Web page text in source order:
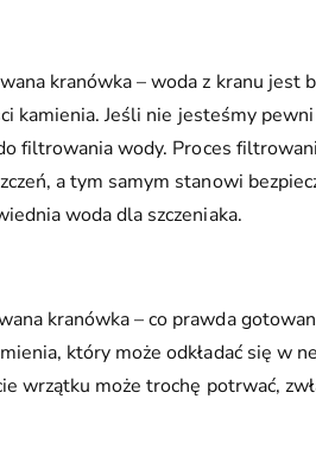
kranówka – woda z kranu jest
kamienia. Jeśli nie jesteśmy
filtrowania wody. Proces
a tym samym stanowi
woda dla szczeniaka.
kranówka – co prawda
który może odkładać się w
wrzątku może trochę potrwać,